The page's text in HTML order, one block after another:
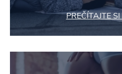
PREČÍTAJTE